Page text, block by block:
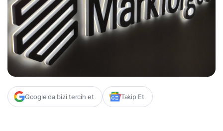
Google'da bizi tercih et Takip Et